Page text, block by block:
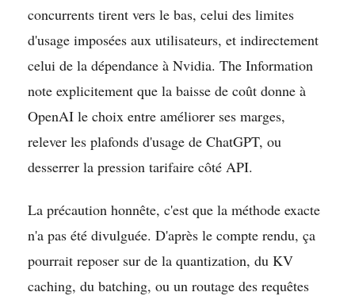
concurrents tirent vers le bas, celui des limites
d'usage imposées aux utilisateurs, et indirectement
celui de la dépendance à Nvidia. The Information
note explicitement que la baisse de coût donne à
OpenAI le choix entre améliorer ses marges,
relever les plafonds d'usage de ChatGPT, ou
desserrer la pression tarifaire côté API.
La précaution honnête, c'est que la méthode exacte
n'a pas été divulguée. D'après le compte rendu, ça
pourrait reposer sur de la quantization, du KV
caching, du batching, ou un routage des requêtes